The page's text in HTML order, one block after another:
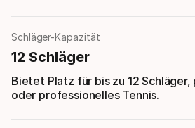
Schläger-Kapazität
12 Schläger
Bietet Platz für bis zu 12
oder professionelles Tennis.